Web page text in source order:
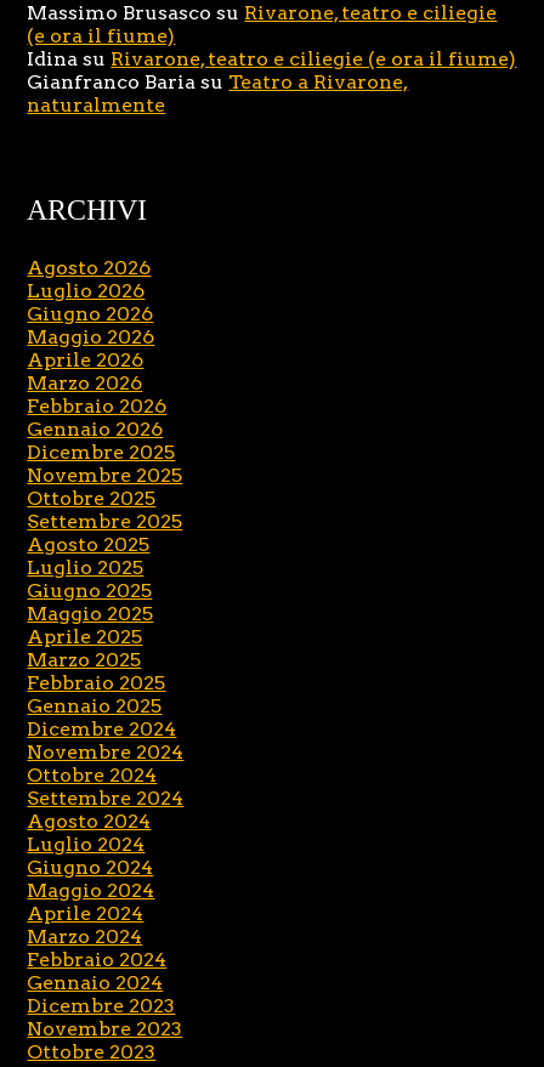
Massimo Brusasco su Rivarone, teatro e ciliegie
(e ora il fiume)
Idina su Rivarone, teatro e ciliegie (e ora il fiume)
Gianfranco Baria su Teatro a Rivarone,
naturalmente
ARCHIVI
Agosto 2026
Luglio 2026
Giugno 2026
Maggio 2026
Aprile 2026
Marzo 2026
Febbraio 2026
Gennaio 2026
Dicembre 2025
Novembre 2025
Ottobre 2025
Settembre 2025
Agosto 2025
Luglio 2025
Giugno 2025
Maggio 2025
Aprile 2025
Marzo 2025
Febbraio 2025
Gennaio 2025
Dicembre 2024
Novembre 2024
Ottobre 2024
Settembre 2024
Agosto 2024
Luglio 2024
Giugno 2024
Maggio 2024
Aprile 2024
Marzo 2024
Febbraio 2024
Gennaio 2024
Dicembre 2023
Novembre 2023
Ottobre 2023